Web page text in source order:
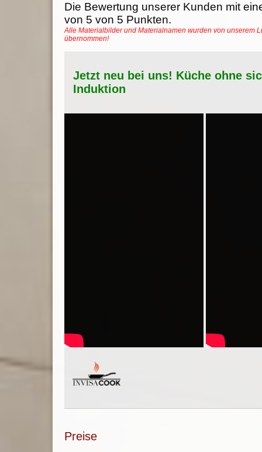
Die Bewertung unserer Kunden mit
von 5 von 5 Punkten.
Alle Materialbilder und Materialnamen wurden von unserem
übernommen!
Jetzt neu bei uns! Küche ohne
Induktion
Preise